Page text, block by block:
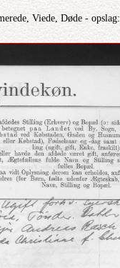
Viede, Døde - opslag: